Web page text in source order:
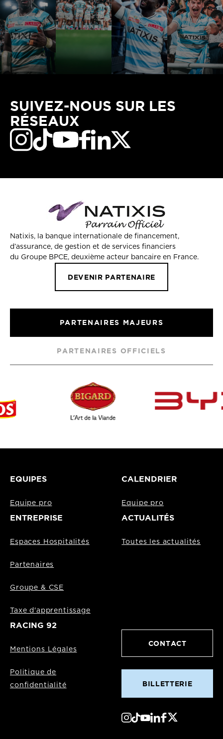
SUIVEZ-NOUS SUR LES
RÉSEAUX
Natixis, la banque internationale de financement,
d’assurance, de gestion et de services financiers
du Groupe BPCE, deuxième acteur bancaire en France.
DEVENIR PARTENAIRE
PARTENAIRES MAJEURS
PARTENAIRES OFFICIELS
EQUIPES
Equipe pro
CALENDRIER
Equipe pro
ENTREPRISE
Espaces Hospitalités
Partenaires
Groupe & CSE
Taxe d'apprentissage
ACTUALITÉS
Toutes les actualités
RACING 92
Mentions Légales
Politique de
confidentialité
CONTACT
BILLETTERIE